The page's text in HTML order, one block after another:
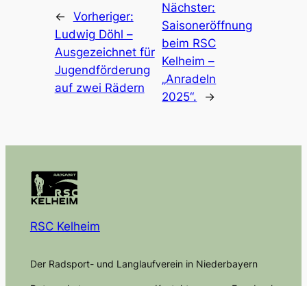
← Vorheriger:
Ludwig Döhl –
Ausgezeichnet für
Jugendförderung
auf zwei Rädern
Nächster:
Saisoneröffnung
beim RSC
Kelheim –
„Anradeln
2025“.
→
RSC Kelheim
Der Radsport- und Langlaufverein in Niederbayern